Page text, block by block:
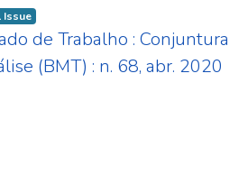
Issue
de Trabalho : Conjuntura
(BMT) : n. 68, abr. 2020